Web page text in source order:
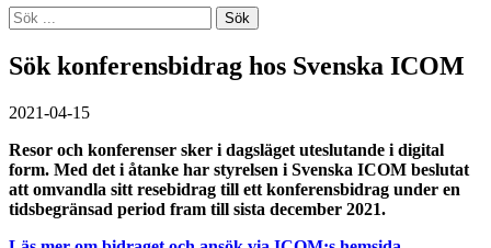
Sök
Sök konferensbidrag hos Svenska ICOM
2021-04-15
Resor och konferenser sker i dagsläget uteslutande i digital
form. Med det i åtanke har styrelsen i Svenska ICOM beslutat
att omvandla sitt resebidrag till ett konferensbidrag under en
tidsbegränsad period fram till sista december 2021.